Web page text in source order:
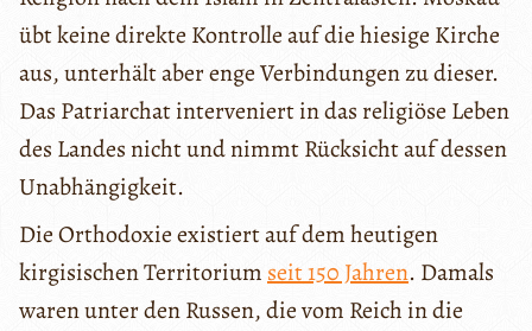
übt keine direkte Kontrolle auf die hiesige Kirche
aus, unterhält aber enge Verbindungen zu dieser.
Das Patriarchat interveniert in das religiöse Leben
des Landes nicht und nimmt Rücksicht auf dessen
Unabhängigkeit.
Die Orthodoxie existiert auf dem heutigen
kirgisischen Territorium seit 150 Jahren. Damals
waren unter den Russen, die vom Reich in die